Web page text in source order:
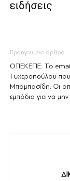
ειδήσεις
Προηγούμενο άρθρο
ΟΠΕΚΕΠΕ: Το email
Τυχεροπούλου που
Μπαμπασίδη: Οι
εμπόδια για να μην